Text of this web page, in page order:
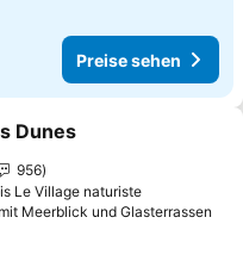
Preise sehen
hinzufügen
Dunes
956
Le Village naturiste
Meerblick und Glasterrassen